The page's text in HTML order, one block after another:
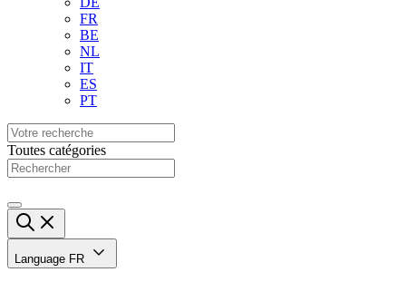
FR
BE
NL
IT
ES
PT
Toutes catégories
Language FR